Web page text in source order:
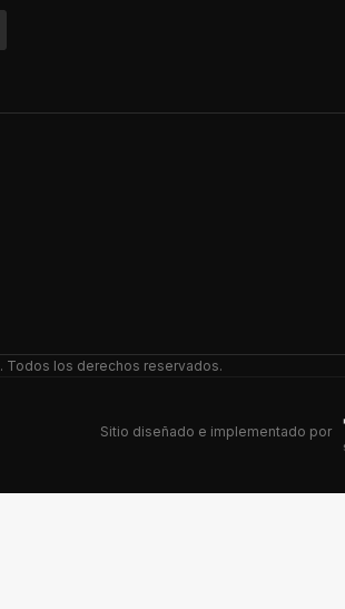
. Todos los derechos reservados.
Sitio diseñado e implementado por